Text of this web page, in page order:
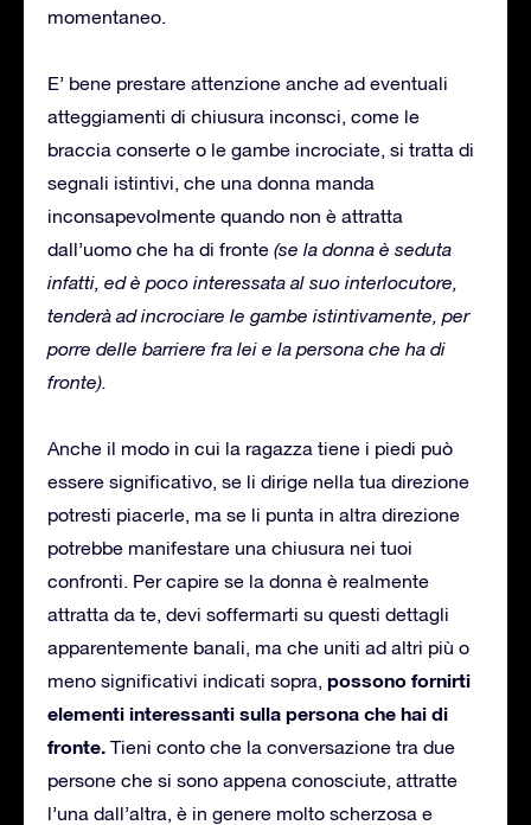
momentaneo.
E’ bene prestare attenzione anche ad eventuali
atteggiamenti di chiusura inconsci, come le
braccia conserte o le gambe incrociate, si tratta di
segnali istintivi, che una donna manda
inconsapevolmente quando non è attratta
dall’uomo che ha di fronte (se la donna è seduta
infatti, ed è poco interessata al suo interlocutore,
tenderà ad incrociare le gambe istintivamente, per
porre delle barriere fra lei e la persona che ha di
fronte).
Anche il modo in cui la ragazza tiene i piedi può
essere significativo, se li dirige nella tua direzione
potresti piacerle, ma se li punta in altra direzione
potrebbe manifestare una chiusura nei tuoi
confronti. Per capire se la donna è realmente
attratta da te, devi soffermarti su questi dettagli
apparentemente banali, ma che uniti ad altri più o
meno significativi indicati sopra, possono fornirti
elementi interessanti sulla persona che hai di
fronte. Tieni conto che la conversazione tra due
persone che si sono appena conosciute, attratte
l’una dall’altra, è in genere molto scherzosa e